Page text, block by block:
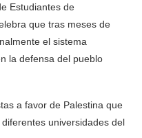
Estudiantes de
que tras meses de
el sistema
la defensa del pueblo
a favor de Palestina que
universidades del